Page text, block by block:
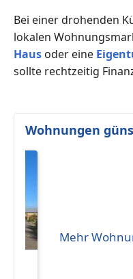
Bei einer drohenden
lokalen
Haus oder eine
sollte rechtzeitig
Wohnungen
Mehr